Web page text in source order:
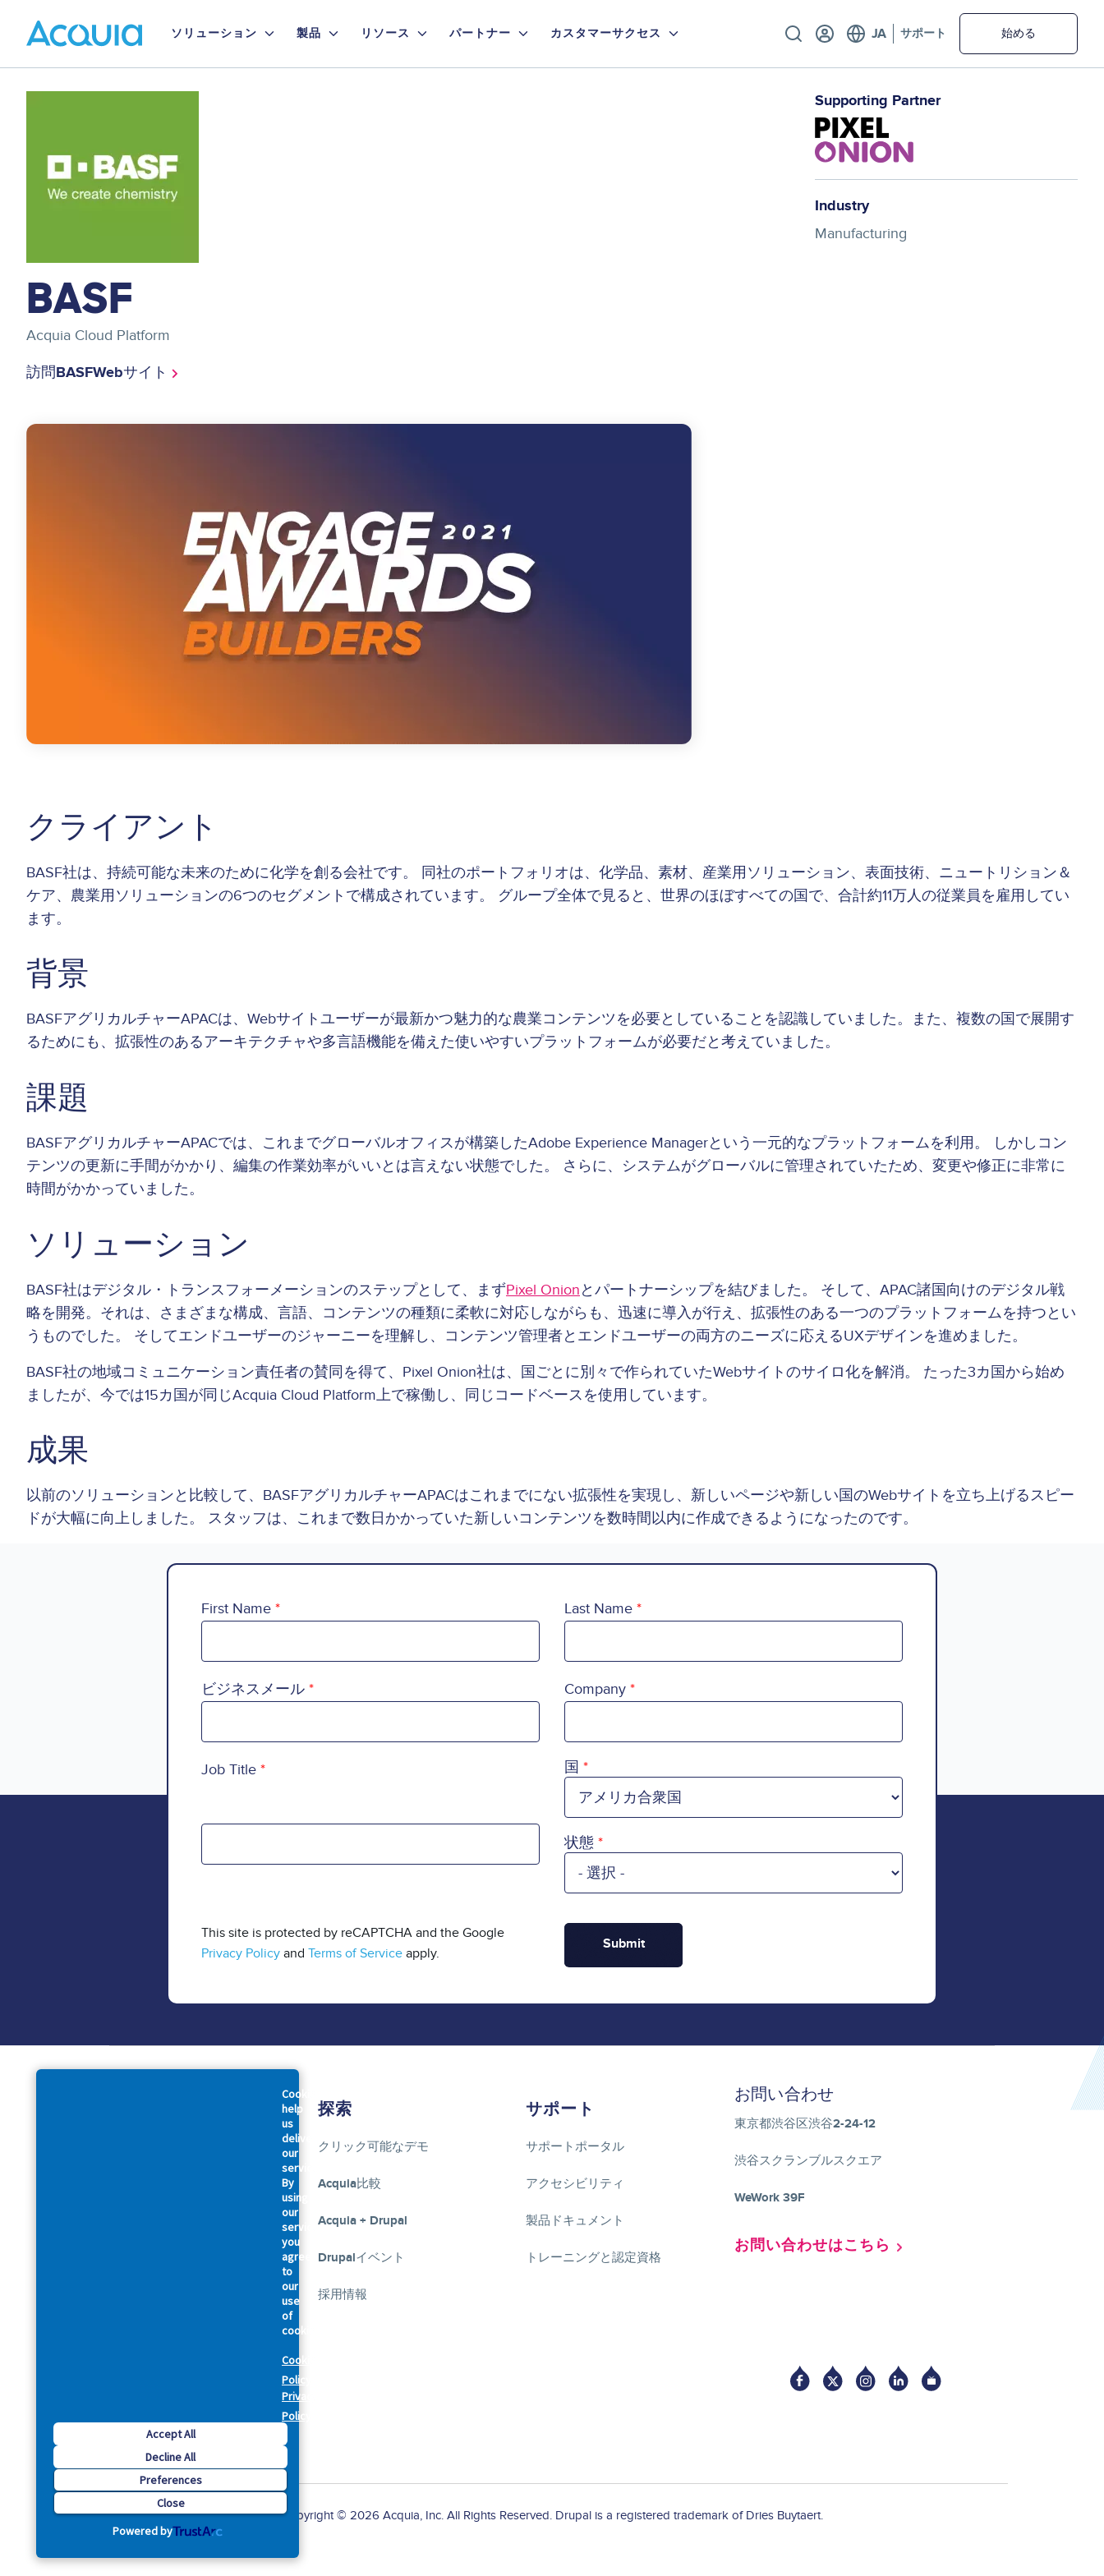
main
content
Cookies
help
us
deliver
our
services.
By
using
our
services,
you
agree
to
our
use
of
cookies.
Cookie
Policy
Privacy
Policy
Accept All
Decline All
Preferences
Close
Powered by
Primary
Menu
ソリューション 製品 リソース パートナー カスタマーサクセス Utility サポート 始める
BASF
Acquia Cloud Platform
訪問BASFWebサイト
Image
Supporting Partner
Industry
Manufacturing
クライアント
BASF社は、持続可能な未来のために化学を創る会社です。 同社のポートフォリオは、化学品、素材、産業用ソリューション、表面技術、ニュートリション＆
ケア、農業用ソリューションの6つのセグメントで構成されています。 グループ全体で見ると、世界のほぼすべての国で、合計約11万人の従業員を雇用してい
ます。
背景
BASFアグリカルチャーAPACは、Webサイトユーザーが最新かつ魅力的な農業コンテンツを必要としていることを認識していました。また、複数の国で展開す
るためにも、拡張性のあるアーキテクチャや多言語機能を備えた使いやすいプラットフォームが必要だと考えていました。
課題
BASFアグリカルチャーAPACでは、これまでグローバルオフィスが構築したAdobe Experience Managerという一元的なプラットフォームを利用。 しかしコン
テンツの更新に手間がかかり、編集の作業効率がいいとは言えない状態でした。 さらに、システムがグローバルに管理されていたため、変更や修正に非常に
時間がかかっていました。
ソリューション
BASF社はデジタル・トランスフォーメーションのステップとして、まずPixel Onionとパートナーシップを結びました。 そして、APAC諸国向けのデジタル戦
略を開発。それは、さまざまな構成、言語、コンテンツの種類に柔軟に対応しながらも、迅速に導入が行え、拡張性のある一つのプラットフォームを持つとい
うものでした。 そしてエンドユーザーのジャーニーを理解し、コンテンツ管理者とエンドユーザーの両方のニーズに応えるUXデザインを進めました。
BASF社の地域コミュニケーション責任者の賛同を得て、Pixel Onion社は、国ごとに別々で作られていたWebサイトのサイロ化を解消。 たった3カ国から始め
ましたが、今では15カ国が同じAcquia Cloud Platform上で稼働し、同じコードベースを使用しています。
成果
以前のソリューションと比較して、BASFアグリカルチャーAPACはこれまでにない拡張性を実現し、新しいページや新しい国のWebサイトを立ち上げるスピー
ドが大幅に向上しました。 スタッフは、これまで数日かかっていた新しいコンテンツを数時間以内に作成できるようになったのです。
First Name Last Name
ビジネスメール Company
Job Title Country
国
状態
This site is protected by reCAPTCHA and the Google
Privacy Policy and Terms of Service apply.
探索
クリック可能なデモ
Acquia比較
Acquia + Drupal
Drupalイベント
採用情報
サポート
サポートポータル
アクセシビリティ
製品ドキュメント
トレーニングと認定資格
お問い合わせ
東京都渋谷区渋谷2-24-12
渋谷スクランブルスクエア
WeWork 39F
お問い合わせはこちら
Copyright © 2026 Acquia, Inc. All Rights Reserved. Drupal is a registered trademark of Dries Buytaert.